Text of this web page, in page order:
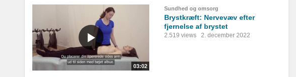
03:02
Sundhed og omsorg
Brystkræft: Nervevæv efter
fjernelse af brystet
2.519 views 2. december 2022